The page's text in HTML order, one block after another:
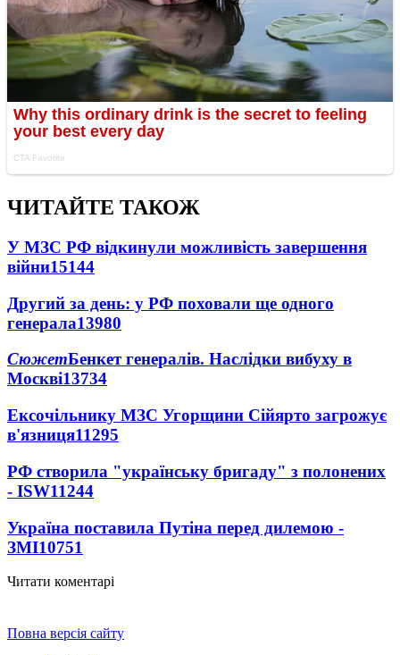
ЧИТАЙТЕ ТАКОЖ
У МЗС РФ відкинули можливість завершення
війни15144
Другий за день: у РФ поховали ще одного
генерала13980
СюжетБенкет генералів. Наслідки вибуху в
Москві13734
Ексочільнику МЗС Угорщини Сійярто загрожує
в'язниця11295
РФ створила "українську бригаду" з полонених
- ISW11244
Україна поставила Путіна перед дилемою -
ЗМІ10751
Читати коментарі
Повна версія сайту